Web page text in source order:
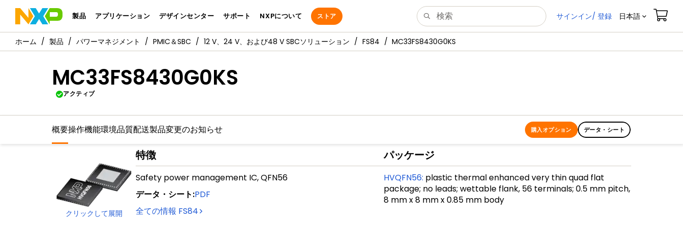
製品 アプリケーション デザインセンター サポート NXPについて ストア サインイン/ 登録 日本語
製品 パワーマネジメント PMIC＆SBC 12 V、24 V、および48 V SBCソリューション FS84 MC33FS8430G0KS
MC33FS8430G0KS
アクティブ
概要操作機能環境品質配送製品変更のお知らせ 購入オプション データ・シート
クリックして展開
特徴
Safety power management IC, QFN56
データ・シート:PDF
全ての情報 FS84
パッケージ
HVQFN56: plastic thermal enhanced very thin quad flat
package; no leads; wettable flank, 56 terminals; 0.5 mm pitch,
8 mm x 8 mm x 0.85 mm body